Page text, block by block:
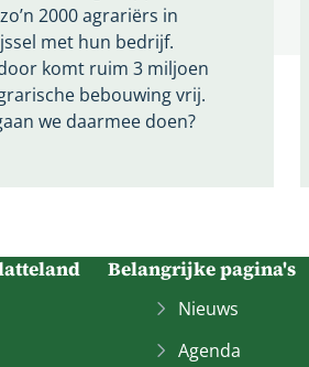
2000 agrariërs in
met hun bedrijf.
komt ruim 3 miljoen
bebouwing vrij.
we daarmee doen?
Belangrijke pagina's
Nieuws
Agenda